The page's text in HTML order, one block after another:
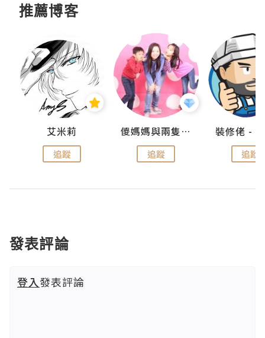
推薦博客
艾米莉
追蹤
儍媽媽與兩隻小魔怪之家
追蹤 追蹤
發表評論
登入發表評論